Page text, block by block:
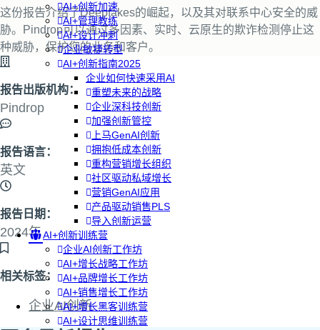
AI+创新加速
AI+管理教练
AI+设计冲刺
企业敏捷转型
AI+创新指南2025
企业如何快速采用AI
重塑未来的战略
企业深科技创新
加强创新管控
上马GenAI创新
拥抱低成本创新
重构营销增长组织
社区驱动私域增长
营销GenAI应用
产品驱动销售PLS
导入创新运营
AI+创新训练营
企业AI创新工作坊
AI+增长战略工作坊
AI+品牌增长工作坊
AI+销售增长工作坊
AI+增长黑客训练营
AI+设计思维训练营
这份报告介绍了Deepfakes的崛起，以及其对联系中心安全的威
胁。Pindrop可以通过多因素、实时、云原生的欺诈检测停止这
种威胁，保护您的业务和客户。
报告出版机构：
Pindrop
报告语言：
英文
报告日期：
2024年
相关标签：
企业AI创新